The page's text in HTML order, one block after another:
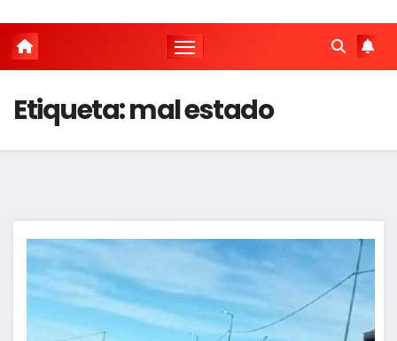
Etiqueta:mal estado